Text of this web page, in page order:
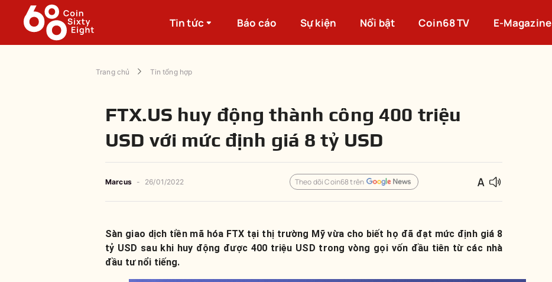
Tin tức Báo cáo Sự kiện Nổi bật Coin68 TV E-Magazine
Trang chủ Tin tổng hợp
FTX.US huy động thành công 400 triệu
USD với mức định giá 8 tỷ USD
Marcus - 26/01/2022 Theo dõi Coin68 trên
Sàn giao dịch tiền mã hóa FTX tại thị trường Mỹ vừa cho biết họ đã đạt mức định giá 8
tỷ USD sau khi huy động được 400 triệu USD trong vòng gọi vốn đầu tiên từ các nhà
đầu tư nổi tiếng.